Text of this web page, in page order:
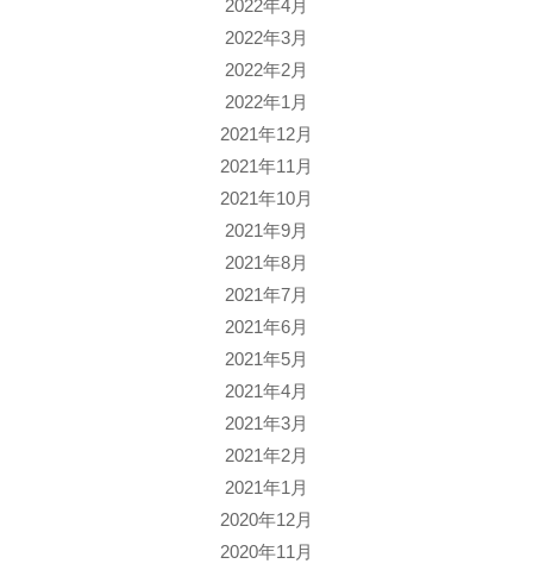
2022年4月
2022年3月
2022年2月
2022年1月
2021年12月
2021年11月
2021年10月
2021年9月
2021年8月
2021年7月
2021年6月
2021年5月
2021年4月
2021年3月
2021年2月
2021年1月
2020年12月
2020年11月